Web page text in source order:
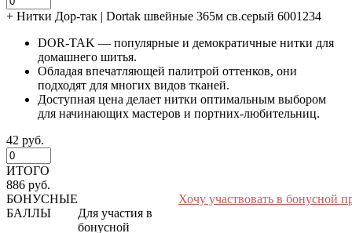
+ Нитки Дор-так | Dortak швейные 365м св.серый 6001234
DOR-TAK — популярные и демократичные нитки для
домашнего шитья.
Обладая впечатляющей палитрой оттенков, они
подходят для многих видов тканей.
Доступная цена делает нитки оптимальным выбором
для начинающих мастеров и портних-любительниц.
42 руб.
ИТОГО
886 руб.
БОНУСНЫЕ
БАЛЛЫ
Для участия в
бонусной
Хочу участвовать в бонусной